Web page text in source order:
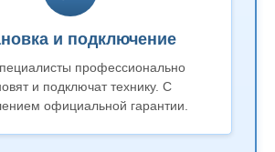
и подключение
профессионально
и подключат технику. С
официальной гарантии.